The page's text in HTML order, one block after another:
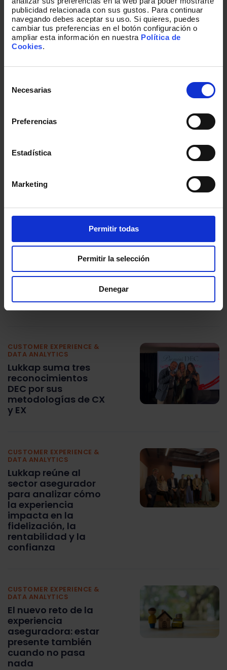
publicidad relacionada con sus gustos. Para continuar
navegando debes aceptar su uso. Si quieres, puedes
cambiar tus preferencias en el botón configuración o
ampliar esta información en nuestra Política de
Cookies.
Necesarias
Preferencias
Estadística
Marketing
Permitir todas
Permitir la selección
Denegar
Acepto recibir otras comunicaciones de
Lukkap.
Puedes cancelar tu suscripción en cualquier momento. Lee aquí
Historias que te pueden interesar
CUSTOMER EXPERIENCE &
DATA ANALYTICS
Segmentación de
clientes: qué es,
cómo realizarla con
éxito
CUSTOMER EXPERIENCE &
DATA ANALYTICS
Lukkap suma tres
reconocimientos
DEC por sus
metodologías de CX
y EX
CUSTOMER EXPERIENCE &
DATA ANALYTICS
Lukkap reúne al
sector asegurador
para analizar cómo
la experiencia
impacta en la
fidelización, la
rentabilidad y la
confianza
CUSTOMER EXPERIENCE &
DATA ANALYTICS
El nuevo reto de la
experiencia
aseguradora: estar
presente también
cuando no pasa
nada